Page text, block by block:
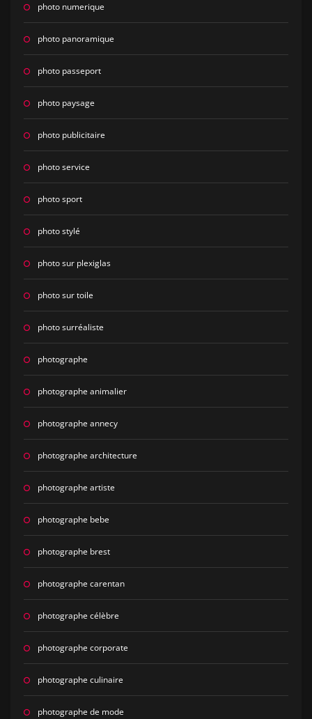
photo numerique
photo panoramique
photo passeport
photo paysage
photo publicitaire
photo service
photo sport
photo stylé
photo sur plexiglas
photo sur toile
photo surréaliste
photographe
photographe animalier
photographe annecy
photographe architecture
photographe artiste
photographe bebe
photographe brest
photographe carentan
photographe célèbre
photographe corporate
photographe culinaire
photographe de mode